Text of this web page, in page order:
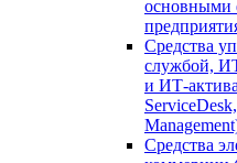
основными
Средства
службой,
и ИТ-
Средства